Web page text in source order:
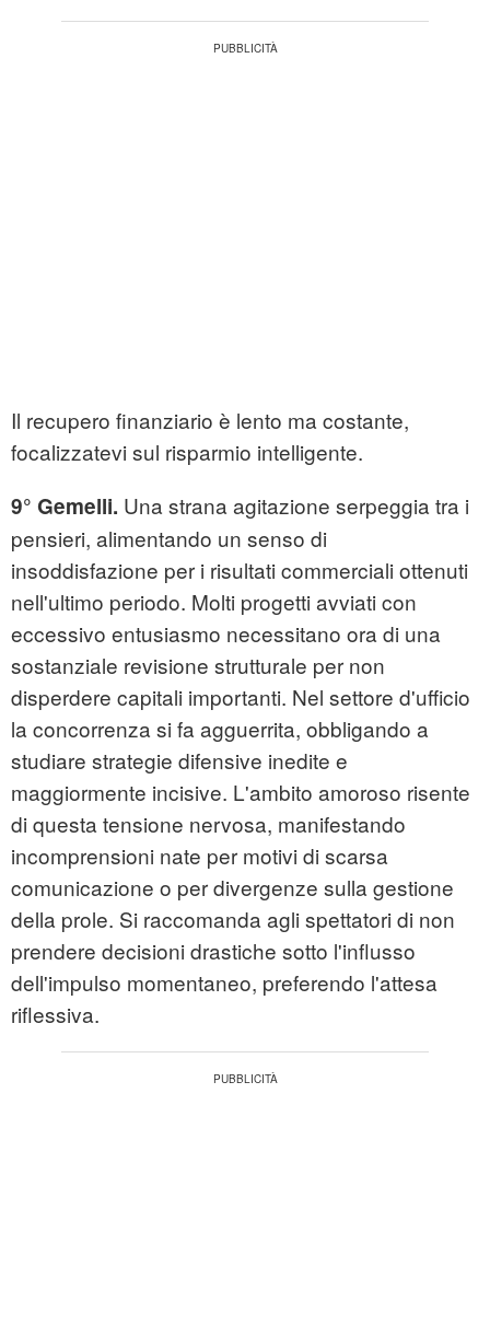
Il recupero finanziario è lento ma costante,
focalizzatevi sul risparmio intelligente.
9° Gemelli. Una strana agitazione serpeggia tra i
pensieri, alimentando un senso di
insoddisfazione per i risultati commerciali ottenuti
nell'ultimo periodo. Molti progetti avviati con
eccessivo entusiasmo necessitano ora di una
sostanziale revisione strutturale per non
disperdere capitali importanti. Nel settore d'ufficio
la concorrenza si fa agguerrita, obbligando a
studiare strategie difensive inedite e
maggiormente incisive. L'ambito amoroso risente
di questa tensione nervosa, manifestando
incomprensioni nate per motivi di scarsa
comunicazione o per divergenze sulla gestione
della prole. Si raccomanda agli spettatori di non
prendere decisioni drastiche sotto l'influsso
dell'impulso momentaneo, preferendo l'attesa
riflessiva.